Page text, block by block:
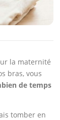
la maternité
bras, vous
de temps
tomber en